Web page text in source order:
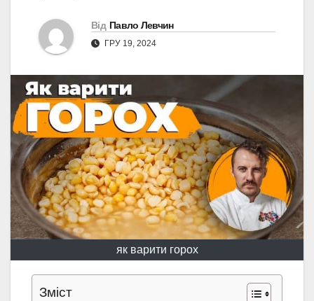
Від Павло Левчин
ГРУ 19, 2024
як варити горох
Зміст